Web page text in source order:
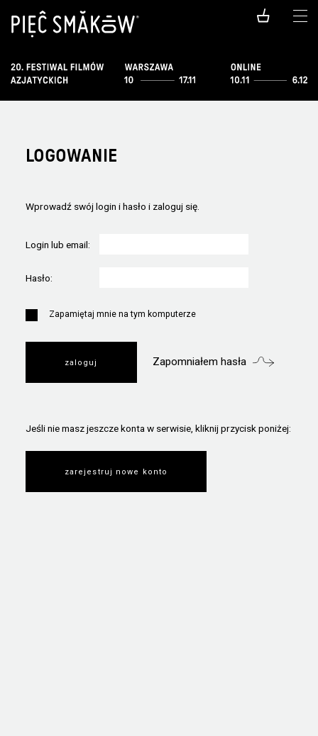
LOGOWANIE
Wprowadź swój login i hasło i zaloguj się.
Login lub email:
Hasło:
Zapamiętaj mnie na tym komputerze
Zapomniałem hasła
Jeśli nie masz jeszcze konta w serwisie, kliknij przycisk poniżej:
zarejestruj nowe konto